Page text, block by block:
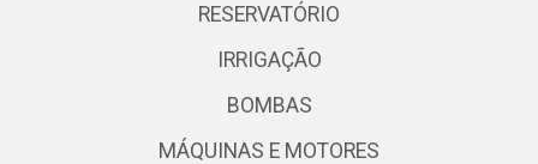
RESERVATÓRIO
IRRIGAÇÃO
BOMBAS
MÁQUINAS E MOTORES